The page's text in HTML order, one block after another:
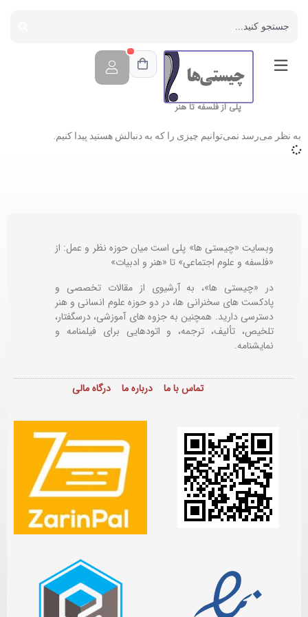
پلی از فلسفه تا هنر
به نظر می‌رسد نمی‌توانیم چیزی را که به دنبالش هستید پیدا کنیم.
وبسایت «چیستی ها» پلی است میان حوزه نظر و عمل: از
«فلسفه و علوم اجتماعی» تا «هنر و ادبیات»
در «چیستی ها»، به آرشیوی از مقالات تخصصی و
پادکست های سخنرانی ها، در دو حوزه علوم انسانی و هنر
دسترسی دارید. همچنین به جزوه های آموزشی، درسگفتار،
تلخیص، تألیف، ترجمه، و اتودهایی برایفیلمنامه و
نمایشنامه.
تماس با ما درباره ما درگاه مالی